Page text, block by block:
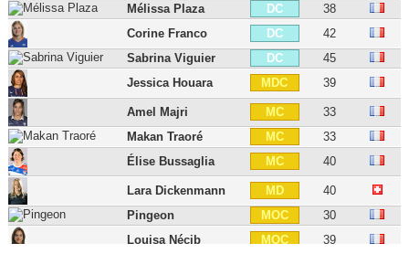
Mélissa Plaza
DC
38
Corine Franco
DC
42
Sabrina Viguier
DC
45
Jessica Houara
MDC 39
Amel Majri MC
33
Makan Traoré
MC
33
Élise Bussaglia
MC 40
Lara Dickenmann MD
40
Pingeon
MOC
30
Louisa Nécib
MOC 39